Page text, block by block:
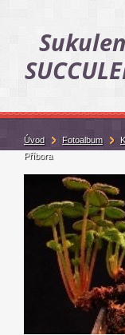
Úvod Fotoalbum
Příbora